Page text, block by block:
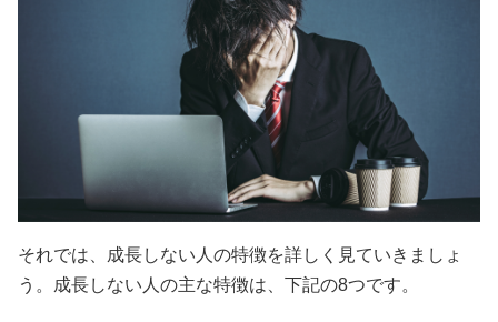
それでは、成長しない人の特徴を詳しく見ていきましょ
う。成長しない人の主な特徴は、下記の8つです。